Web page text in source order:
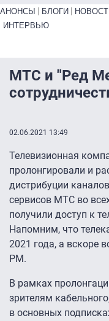
Primary links bottom
АНОНСЫ БЛОГИ
ИНТЕРВЬЮ
МТС и "Ред
02.06.2021 13:49
Телевизионная
пролонгировали и
дистрибуции
сервисов МТС во
получили доступ к
Напомним, что
2021 года, а вскоре
РМ.
В рамках
зрителям
в основных